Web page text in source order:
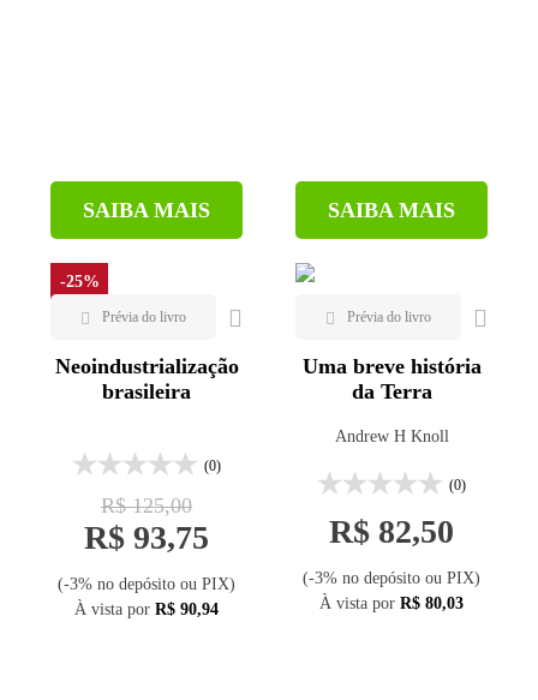
SAIBA MAIS SAIBA MAIS
-25%
Neoindustrialização
brasileira
(0)
R$ 125,00
R$ 93,75
(-3% no depósito ou PIX)
À vista por R$ 90,94
Uma breve história
da Terra
Andrew H Knoll
(0)
R$ 82,50
(-3% no depósito ou PIX)
À vista por R$ 80,03